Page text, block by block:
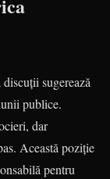
sugerează
publice.
dar
Această poziție
pentru